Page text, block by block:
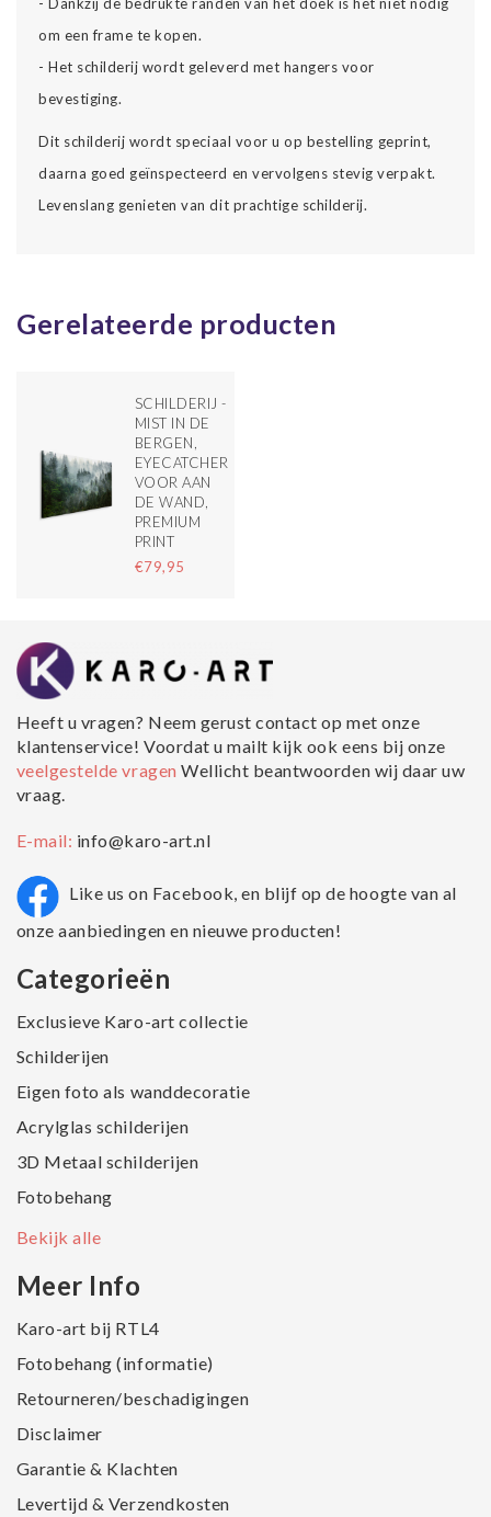
om een frame te kopen.
- Het schilderij wordt geleverd met hangers voor
bevestiging.
Dit schilderij wordt speciaal voor u op bestelling geprint,
daarna goed geïnspecteerd en vervolgens stevig verpakt.
Levenslang genieten van dit prachtige schilderij.
Gerelateerde producten
SCHILDERIJ -
MIST IN DE
BERGEN,
EYECATCHER
VOOR AAN
DE WAND,
PREMIUM
PRINT
€79,95
Heeft u vragen? Neem gerust contact op met onze
klantenservice! Voordat u mailt kijk ook eens bij onze
veelgestelde vragenWellicht beantwoorden wij daar uw
vraag.
E-mail: info@karo-art.nl
Like us on Facebook, en blijf op de hoogte van al
onze aanbiedingen en nieuwe producten!
Categorieën
Exclusieve Karo-art collectie
Schilderijen
Eigen foto als wanddecoratie
Acrylglas schilderijen
3D Metaal schilderijen
Fotobehang
Bekijk alle
Meer Info
Karo-art bij RTL4
Fotobehang (informatie)
Retourneren/beschadigingen
Disclaimer
Garantie & Klachten
Levertijd & Verzendkosten